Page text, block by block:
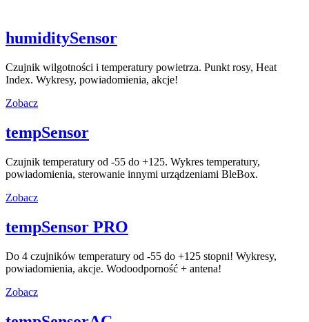
humiditySensor
Czujnik wilgotności i temperatury powietrza. Punkt rosy, Heat
Index. Wykresy, powiadomienia, akcje!
Zobacz
tempSensor
Czujnik temperatury od -55 do +125. Wykres temperatury,
powiadomienia, sterowanie innymi urządzeniami BleBox.
Zobacz
tempSensor PRO
Do 4 czujników temperatury od -55 do +125 stopni! Wykresy,
powiadomienia, akcje. Wodoodporność + antena!
Zobacz